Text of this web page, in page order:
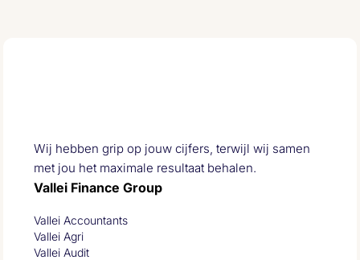
Wij hebben grip op jouw cijfers, terwijl wij samen
met jou het maximale resultaat behalen.
Vallei Finance Group
Vallei Accountants
Vallei Agri
Vallei Audit